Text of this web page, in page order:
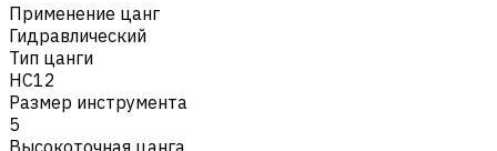
Применение цанг
Гидравлический
Тип цанги
HC12
Размер инструмента
5
Высокоточная цанга